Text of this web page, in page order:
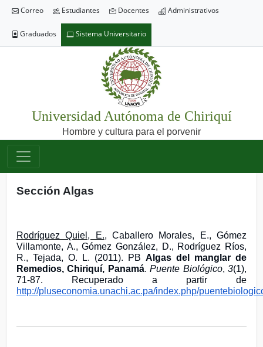
Correo Estudiantes Docentes Administrativos
Graduados Sistema Universitario
Universidad Autónoma de Chiriquí
Hombre y cultura para el porvenir
Sección Algas
Rodríguez Quiel, E., Caballero Morales, E., Gómez
Villamonte, A., Gómez González, D., Rodríguez Ríos,
R., Tejada, O. L. (2011). PB Algas del manglar de
Remedios, Chiriquí, Panamá.Puente Biológico,3(1),
71-87. Recuperado a partir de
http://pluseconomia.unachi.ac.pa/index.php/